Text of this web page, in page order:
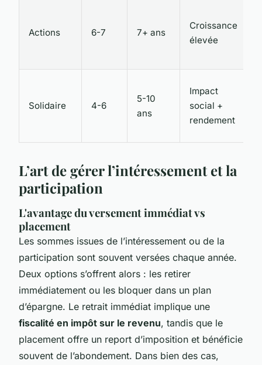
Actions 6-7 7+ ans
Croissance
élevée
Solidaire 4-6
5-10
ans
Impact
social +
rendement
L’art de gérer l’intéressement et la
participation
L'avantage du versement immédiat vs
placement
Les sommes issues de l’intéressement ou de la
participation sont souvent versées chaque année.
Deux options s’offrent alors : les retirer
immédiatement ou les bloquer dans un plan
d’épargne. Le retrait immédiat implique une
fiscalité en impôt sur le revenu, tandis que le
placement offre un report d’imposition et bénéficie
souvent de l’abondement. Dans bien des cas,